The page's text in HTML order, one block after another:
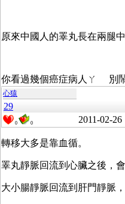
原來中國人的睪丸長在兩腿
你看過幾個癌症病人ㄚ 別
心猿
29
0 0 2011-02-26
轉移大多是靠血循。
睪丸靜脈回流到心臟之後，會
大小腸靜脈回流到肝門靜脈